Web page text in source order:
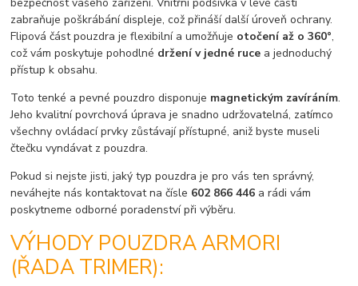
zabraňuje poškrábání displeje, což přináší další úroveň ochrany.
Flipová část pouzdra je flexibilní a umožňuje otočení až o 360°,
což vám poskytuje pohodlné držení v jedné ruce a jednoduchý
přístup k obsahu.
Toto tenké a pevné pouzdro disponuje magnetickým zavíráním.
Jeho kvalitní povrchová úprava je snadno udržovatelná, zatímco
všechny ovládací prvky zůstávají přístupné, aniž byste museli
čtečku vyndávat z pouzdra.
Pokud si nejste jisti, jaký typ pouzdra je pro vás ten správný,
neváhejte nás kontaktovat na čísle 602 866 446 a rádi vám
poskytneme odborné poradenství při výběru.
VÝHODY POUZDRA ARMORI
(ŘADA TRIMER):